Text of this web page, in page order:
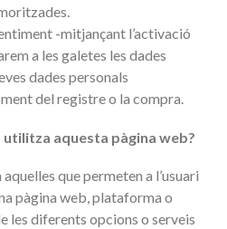
-mitjançant l’activació
a les galetes les dades
dades personals
del registre o la compra.
aquesta pàgina web?
que permeten a l’usuari
pàgina web, plataforma o
les diferents opcions o serveis